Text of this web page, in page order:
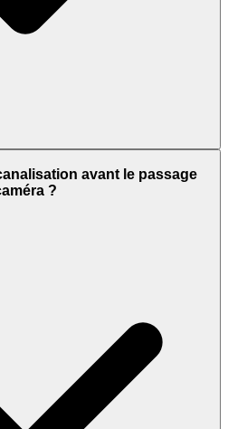
avant le passage
?